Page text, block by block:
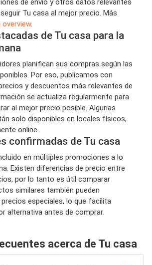
Tu casa al mejor precio. Más
.
de Tu casa para la
planifican sus compras según las
Por eso, publicamos con
y descuentos más relevantes de
se actualiza regularmente para
al mejor precio posible. Algunas
solo disponibles en locales físicos,
online.
confirmadas de Tu casa
en múltiples promociones a lo
Existen diferencias de precio entre
por lo tanto es útil comparar
similares también pueden
especiales, lo que facilita
alternativa antes de comprar.
acerca de Tu casa